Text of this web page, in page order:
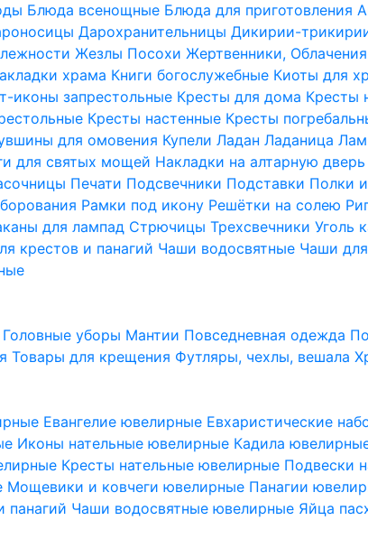
Блюда всенощные Блюда для приготовления
ДарохранительницыДикирии-
Жезлы ПосохиЖертвенники,
храма Книги богослужебные Киоты для
иконы запрестольные Кресты для дома Кресты
Кресты настенные Кресты
для омовения КупелиЛаданЛаданица
для святых мощей Накладки на алтарную дверь
Печати Подсвечники Подставки Полки
Рамки под икону Решётки на солею
для лампад СтрючицыТрехсвечникиУголь
крестов и панагий Чаши водосвятные Чаши
Головные уборы Мантии Повседневная одежда
Товары для крещения Футляры, чехлы, вешала
Евангелие ювелирные Евхаристические
Иконы нательные ювелирные Кадила
Кресты нательные ювелирные Подвески
Мощевики и ковчеги ювелирные Панагии
панагий Чаши водосвятные ювелирные Яйца